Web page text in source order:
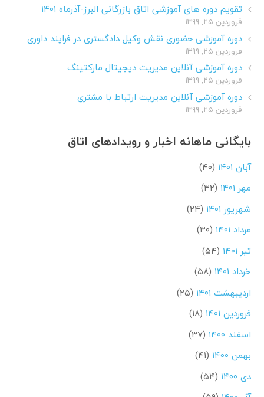
تقویم دوره های آموزشی اتاق بازرگانی البرز-آذرماه ۱۴۰۱
فروردین ۲۵, ۱۳۹۹
دوره آموزشی حضوری نقش وکیل دادگستری در فرایند داوری
فروردین ۲۵, ۱۳۹۹
دوره آموزشی آنلاین مدیریت دیجیتال مارکتینگ
فروردین ۲۵, ۱۳۹۹
دوره آموزشی آنلاین مدیریت ارتباط با مشتری
فروردین ۲۵, ۱۳۹۹
بایگانی ماهانه اخبار و رویدادهای اتاق
آبان ۱۴۰۱
(۴۰)
مهر ۱۴۰۱
(۳۲)
شهریور ۱۴۰۱
(۲۴)
مرداد ۱۴۰۱
(۳۰)
تیر ۱۴۰۱
(۵۴)
خرداد ۱۴۰۱
(۵۸)
اردیبهشت ۱۴۰۱
(۲۵)
فروردین ۱۴۰۱
(۱۸)
اسفند ۱۴۰۰
(۳۷)
بهمن ۱۴۰۰
(۴۱)
دی ۱۴۰۰
(۵۴)